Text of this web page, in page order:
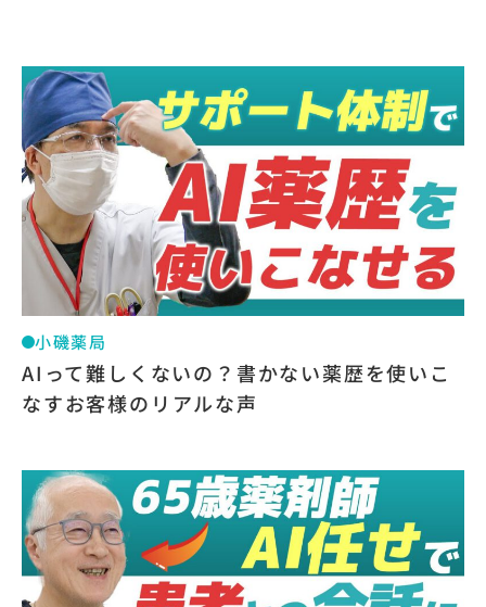
小磯薬局
AIって難しくないの？書かない薬歴を使いこ
なすお客様のリアルな声